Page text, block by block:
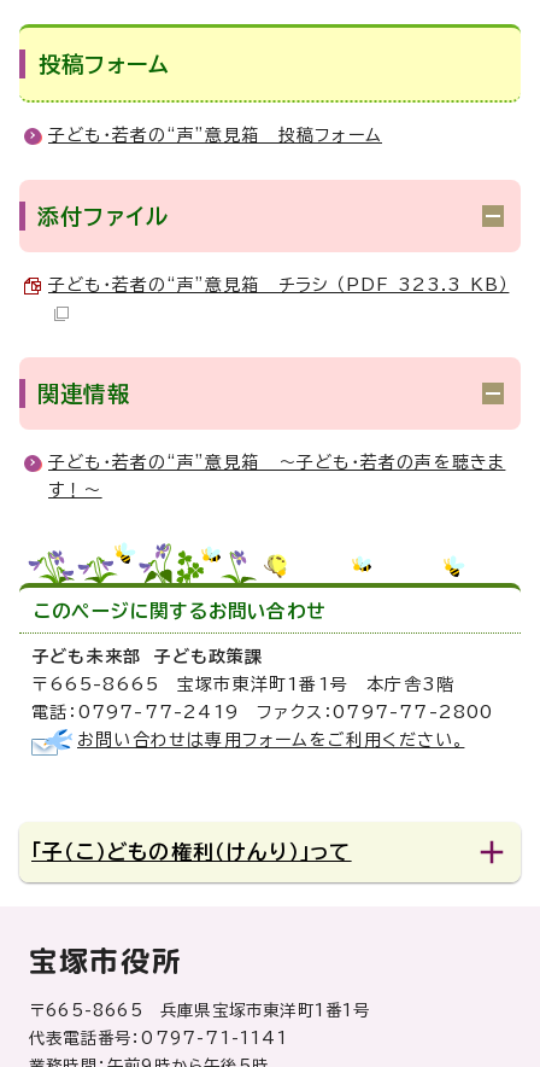
投稿フォーム
子ども・若者の“声”意見箱 投稿フォーム
添付ファイル
子ども・若者の“声”意見箱 チラシ （PDF 323.3 KB）
関連情報
子ども・若者の“声”意見箱 ～子ども・若者の声を聴きま
す！～
このページに関するお問い合わせ
子ども未来部 子ども政策課
〒665-8665 宝塚市東洋町1番1号 本庁舎3階
電話：0797-77-2419 ファクス：0797-77-2800
お問い合わせは専用フォームをご利用ください。
「子（こ）どもの権利（けんり）」って
宝塚市役所
〒665-8665 兵庫県宝塚市東洋町1番1号
代表電話番号：0797-71-1141